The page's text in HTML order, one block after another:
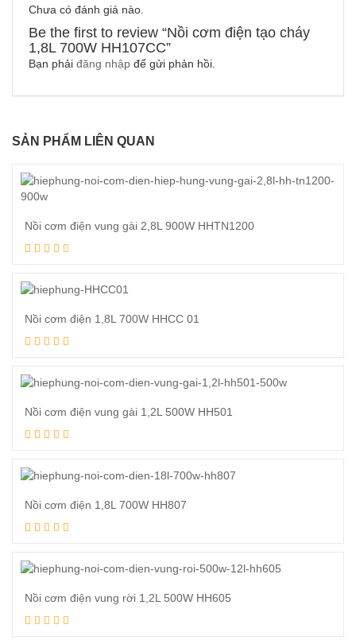
Chưa có đánh giá nào.
Be the first to review “Nồi cơm điện tạo cháy
1,8L 700W HH107CC”
Bạn phải đăng nhập để gửi phản hồi.
SẢN PHẨM LIÊN QUAN
Nồi cơm điện vung gài 2,8L 900W HHTN1200
Nồi cơm điện 1,8L 700W HHCC 01
Nồi cơm điện vung gài 1,2L 500W HH501
Nồi cơm điện 1,8L 700W HH807
Nồi cơm điện vung rời 1,2L 500W HH605